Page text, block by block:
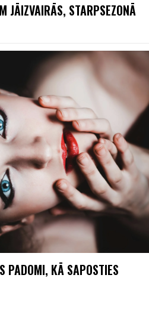
JĀIZVAIRĀS, STARPSEZONĀ
PADOMI, KĀ SAPOSTIES